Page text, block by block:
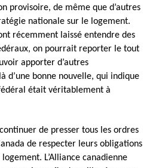
provisoire, de même que d’autres
nationale sur le logement.
récemment laissé entendre des
on pourrait reporter le tout
apporter d’autres
d’une bonne nouvelle, qui indique
était véritablement à
de presser tous les ordres
de respecter leurs obligations
L’Alliance canadienne